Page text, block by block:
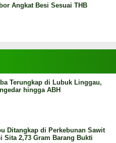
Angkat Besi Sesuai THB
Terungkap di Lubuk Linggau,
hingga ABH
Ditangkap di Perkebunan Sawit
Sita 2,73 Gram Barang Bukti